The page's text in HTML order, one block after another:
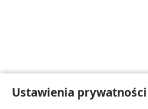
Ustawienia prywatności